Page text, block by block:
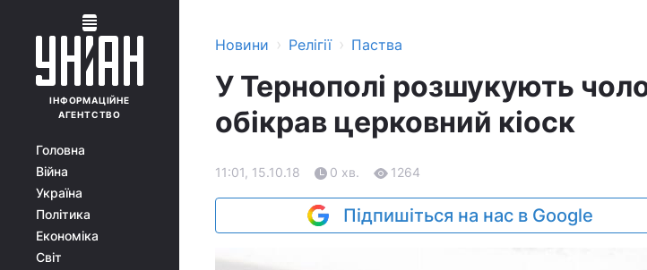
ІНФОРМАЦІЙНЕ
АГЕНТСТВО
Головна
Війна
Україна
Політика
Економіка
Світ
Новини › Релігії › Паства
У Тернополі розшукують
обікрав церковний кіоск
11:01, 15.10.18 0 хв. 1264
Підпишіться на нас в Google